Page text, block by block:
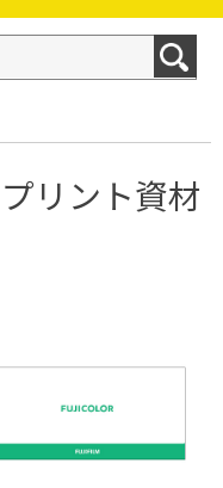
プリント資材